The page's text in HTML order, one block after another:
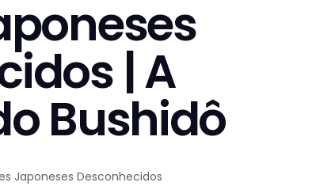
| A
Bushidô
Japoneses Desconhecidos